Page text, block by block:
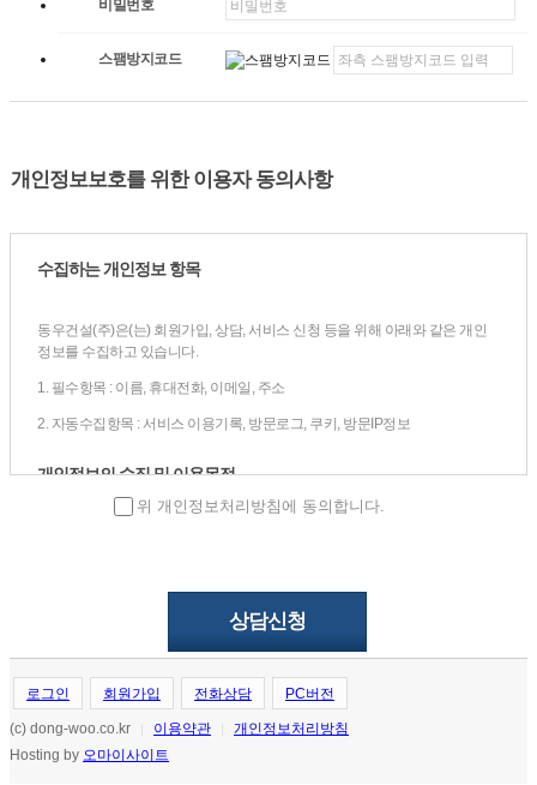
비밀번호
스팸방지코드
개인정보보호를 위한 이용자 동의사항
수집하는 개인정보 항목
동우건설(주)은(는) 회원가입, 상담, 서비스 신청 등을 위해 아래와 같은 개인
정보를 수집하고 있습니다.
1. 필수항목 : 이름, 휴대전화, 이메일, 주소
2. 자동수집항목 : 서비스 이용기록, 방문로그, 쿠키, 방문IP정보
개인정보의 수집 및 이용목적
3. 신규 서비스 등 최신정보 개인 맞춤 서비스 제공을 위한 자료
4. 불량회원 부정 이용 방지 및 비인가 사용 방지
5. 기타 원활한 양질의 서비스 제공
위 개인정보처리방침에 동의합니다.
로그인 회원가입 전화상담 PC버전
(c) dong-woo.co.kr 이용약관
개인정보처리방침
Hosting by 오마이사이트